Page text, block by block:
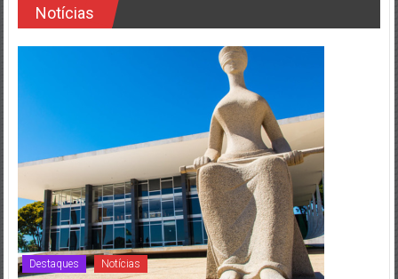
Notícias
Destaques Notícias